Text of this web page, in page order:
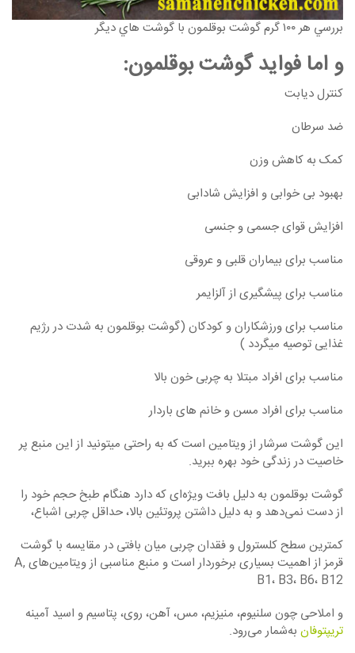
بررسي هر ۱۰۰ گرم گوشت بوقلمون با گوشت هاي ديگر
و اما فواید گوشت بوقلمون:
کنترل دیابت
ضد سرطان
کمک به کاهش وزن
بهبود بی خوابی و افزایش شادابی
افزایش قوای جسمی و جنسی
مناسب برای بیماران قلبی و عروقی
مناسب برای پیشگیری از آلزایمر
مناسب برای ورزشکاران و کودکان (گوشت بوقلمون به شدت در رژیم
غذایی توصیه میگردد )
مناسب برای افراد مبتلا به چربی خون بالا
مناسب برای افراد مسن و خانم های باردار
این گوشت سرشار از ویتامین است که به راحتی میتونید از این منبع پر
خاصیت در زندگی خود بهره ببرید.
گوشت بوقلمون به دلیل بافت ویژه‌ای که دارد هنگام طبخ حجم خود را
از دست نمی‌دهد و به دلیل داشتن پروتئین بالا، حداقل چربی اشباع،
کمترین سطح کلسترول و فقدان چربی میان بافتی در مقایسه با گوشت
قرمز از اهمیت بسیاری برخوردار است و منبع مناسبی از ویتامین‌های A,
B1، B3، B6، B12
و املاحی چون سلنیوم، منیزیم، مس، آهن، روی، پتاسیم و اسید آمینه
تریپتوفان به‌شمار می‌رود.